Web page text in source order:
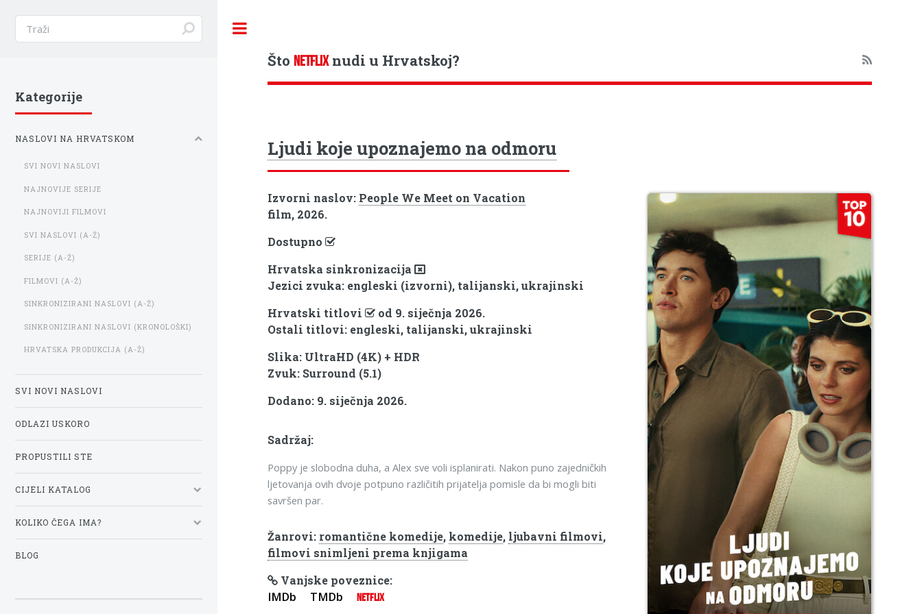
ŠtoNETFLIXnudi u Hrvatskoj?
Ljudi koje upoznajemo na odmoru
Izvorni naslov: People We Meet on Vacation
film, 2026.
Dostupno
Hrvatska sinkronizacija
Jezici zvuka: engleski (izvorni), talijanski, ukrajinski
Hrvatski titlovi
od 9. siječnja 2026.
Ostali titlovi: engleski, talijanski, ukrajinski
Slika: UltraHD (4K) + HDR
Zvuk: Surround (5.1)
Dodano: 9. siječnja 2026.
Sadržaj:
Poppy je slobodna duha, a Alex sve voli isplanirati. Nakon puno zajedničkih
ljetovanja ovih dvoje potpuno različitih prijatelja pomisle da bi mogli biti
savršen par.
Žanrovi: romantične komedije, komedije, ljubavni filmovi,
filmovi snimljeni prema knjigama
Vanjske poveznice:
IMDb TMDb NETFLIX
Kategorije
NASLOVI NA HRVATSKOM
SVI NOVI NASLOVI
NAJNOVIJE SERIJE
NAJNOVIJI FILMOVI
SVI NASLOVI (A-Ž)
SERIJE (A-Ž)
FILMOVI (A-Ž)
SINKRONIZIRANI NASLOVI (A-Ž)
SINKRONIZIRANI NASLOVI (KRONOLOŠKI)
HRVATSKA PRODUKCIJA (A-Ž)
SVI NOVI NASLOVI
ODLAZI USKORO
PROPUSTILI STE
CIJELI KATALOG
KOLIKO ČEGA IMA?
BLOG
Toggle